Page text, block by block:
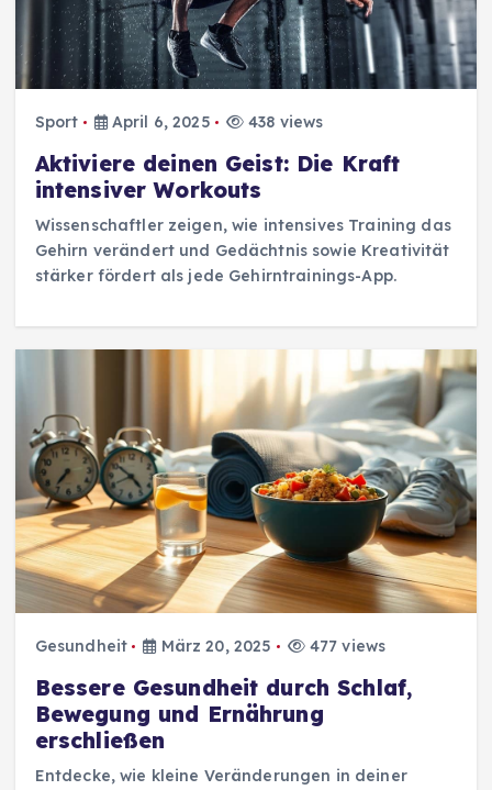
Sport April 6, 2025 438 views
Aktiviere deinen Geist: Die Kraft
intensiver Workouts
Wissenschaftler zeigen, wie intensives Training das
Gehirn verändert und Gedächtnis sowie Kreativität
stärker fördert als jede Gehirntrainings-App.
Gesundheit März 20, 2025 477 views
Bessere Gesundheit durch Schlaf,
Bewegung und Ernährung
erschließen
Entdecke, wie kleine Veränderungen in deiner